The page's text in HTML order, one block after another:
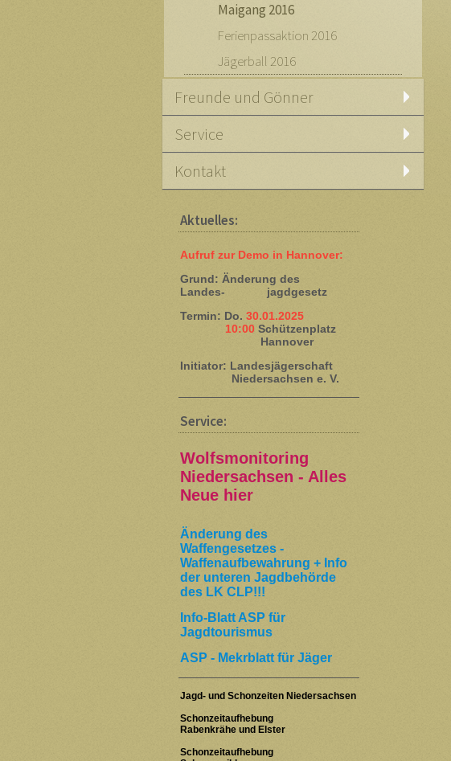
Maigang 2016
Ferienpassaktion 2016
Jägerball 2016
Freunde und Gönner
Service
Kontakt
Aktuelles:
Aufruf zur Demo in Hannover:
Grund: Änderung des
Landes- jagdgesetz
Termin: Do. 30.01.2025
10:00 Schützenplatz
Hannover
Initiator: Landesjägerschaft
Niedersachsen e. V.
Service:
Wolfsmonitoring
Niedersachsen - Alles
Neue hier
Änderung des
Waffengesetzes -
Waffenaufbewahrung + Info
der unteren Jagdbehörde
des LK CLP!!!
Info-Blatt ASP für
Jagdtourismus
ASP - Mekrblatt für Jäger
Jagd- und Schonzeiten Niedersachsen
Schonzeitaufhebung
Rabenkrähe und Elster
Schonzeitaufhebung